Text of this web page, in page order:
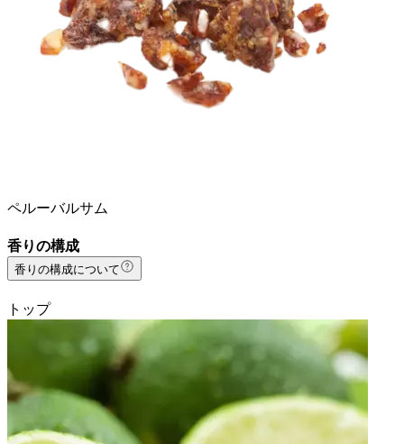
ペルーバルサム
香りの構成
香りの構成について
トップ